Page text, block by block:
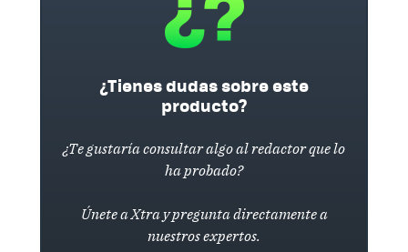
¿Tienes dudas sobre este
producto?
¿Te gustaría consultar algo al redactor que lo
ha probado?
Únete a Xtra y pregunta directamente a
nuestros expertos.